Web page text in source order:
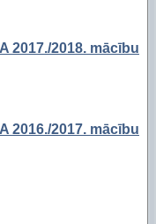
2017./2018. mācību
2016./2017. mācību